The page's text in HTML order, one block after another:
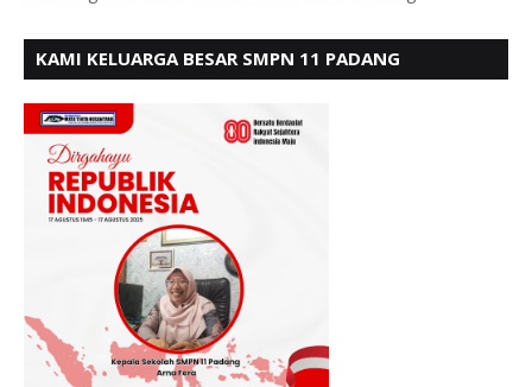
KAMI KELUARGA BESAR SMPN 11 PADANG
BERDAULAT